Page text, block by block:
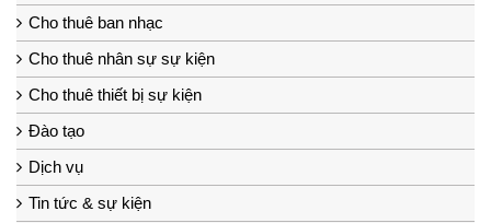
Cho thuê ban nhạc
Cho thuê nhân sự sự kiện
Cho thuê thiết bị sự kiện
Đào tạo
Dịch vụ
Tin tức & sự kiện